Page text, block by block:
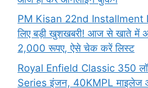
PM Kisan 22nd Installment
लिए बड़ी खुशखबरी! आज से खाते में
2,000 रूपए, ऐसे चेक करें लिस्ट
Royal Enfield Classic 350
Series इंजन, 40KMPL माइलेज